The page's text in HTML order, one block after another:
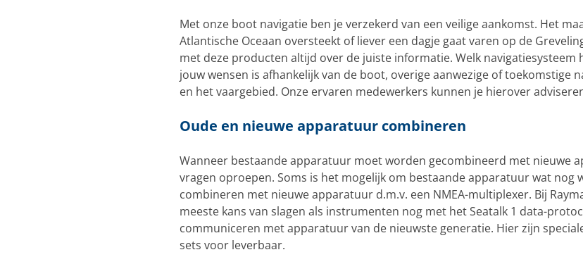
Met onze boot navigatie ben je verzekerd van een veilige aankomst. Het
Atlantische Oceaan oversteekt of liever een dagje gaat varen op de
met deze producten altijd over de juiste informatie. Welk navigatiesysteem
jouw wensen is afhankelijk van de boot, overige aanwezige of toekomstige
en het vaargebied. Onze ervaren medewerkers kunnen je hierover
Oude en nieuwe apparatuur combineren
Wanneer bestaande apparatuur moet worden gecombineerd met nieuwe
vragen oproepen. Soms is het mogelijk om bestaande apparatuur wat nog
combineren met nieuwe apparatuur d.m.v. een NMEA-multiplexer. Bij
meeste kans van slagen als instrumenten nog met het Seatalk 1 data-
communiceren met apparatuur van de nieuwste generatie. Hier zijn
sets voor leverbaar.